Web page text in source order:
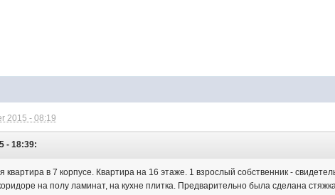
2015 - 08:19
- 18:39:
квартира в 7 корпусе. Квартира на 16 этаже. 1 взрослый собственник -
на полу ламинат, на кухне плитка. Предварительно была сделана